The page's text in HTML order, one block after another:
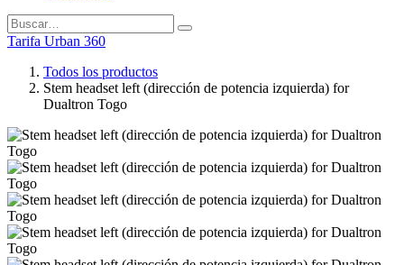
Tarifa Urban 360
Todos los productos
Stem headset left (dirección de potencia izquierda) for
Dualtron Togo